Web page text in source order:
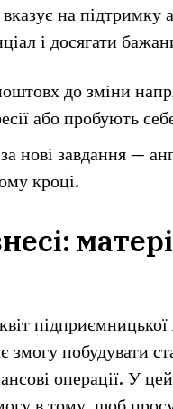
на підтримку
і досягати
до зміни
або пробують
нові завдання —
кроці.
змогу побудувати
операції. У